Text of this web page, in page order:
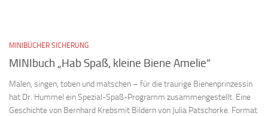
MINIBÜCHER SICHERUNG
MINIbuch „Hab Spaß, kleine Biene Amelie“
Malen, singen, toben und matschen – für die traurige Bienenprinzessin
hat Dr. Hummel ein Spezial-Spaß-Programm zusammengestellt. Eine
Geschichte von Bernhard Krebsmit Bildern von Julia Patschorke. Format